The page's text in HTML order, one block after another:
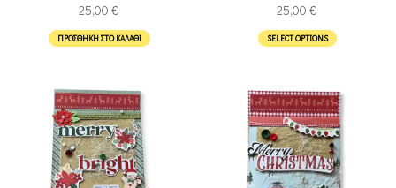
25,00 €
ΠΡΟΣΘΉΚΗ ΣΤΟ ΚΑΛΆΘΙ
25,00 €
SELECT OPTIONS